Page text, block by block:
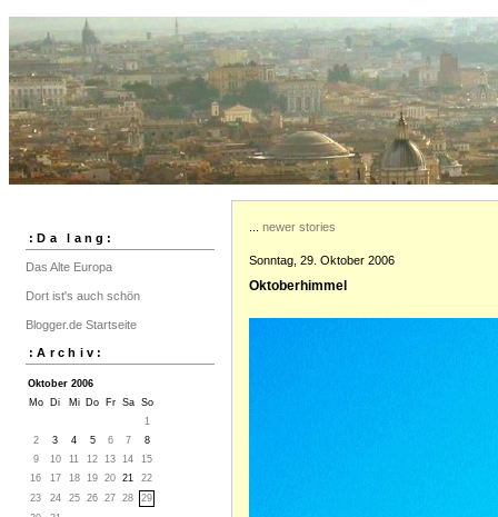
:Da lang:
Das Alte Europa
Dort ist's auch schön
Blogger.de Startseite
:Archiv:
Oktober 2006
Mo
Di Mi Do Fr Sa
So
1
2
3 4 5 6 7
8
9
10 11 12 13 14
15
16
17 18 19 20 21
22
23
24 25 26 27 28
29
... newer stories
Sonntag, 29. Oktober 2006
Oktoberhimmel